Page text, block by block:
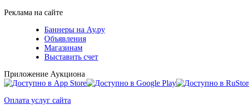
Реклама на сайте
Баннеры на Ау.ру
Объявления
Магазинам
Выставить счет
Приложение Аукциона
Оплата услуг сайта